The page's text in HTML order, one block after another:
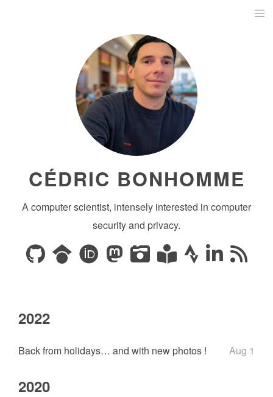
CÉDRIC BONHOMME
A computer scientist, intensely interested in computer
security and privacy.
2022
Back from holidays… and with new photos ! Aug 1
2020